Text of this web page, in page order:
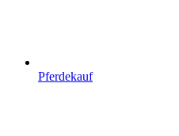
Pferdekauf